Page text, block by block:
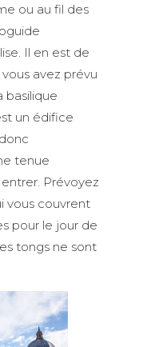
ou au fil des
Il en est de
avez prévu
basilique
un édifice
tenue
Prévoyez
vous couvrent
pour le jour de
tongs ne sont